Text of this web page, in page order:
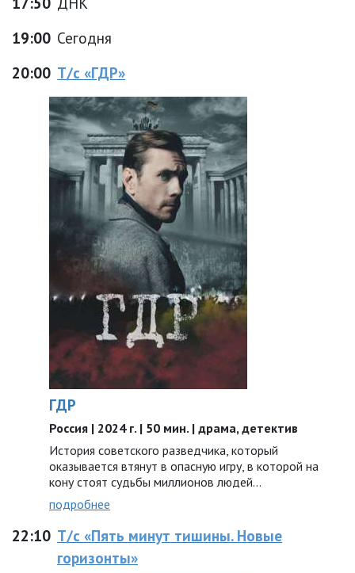
19:00 Сегодня
20:00 Т/с «ГДР»
ГДР
Россия | 2024 г. | 50 мин. | драма, детектив
История советского разведчика, который
оказывается втянут в опасную игру, в которой на
кону стоят судьбы миллионов людей…
подробнее
22:10 Т/с «Пять минут тишины. Новые
горизонты»